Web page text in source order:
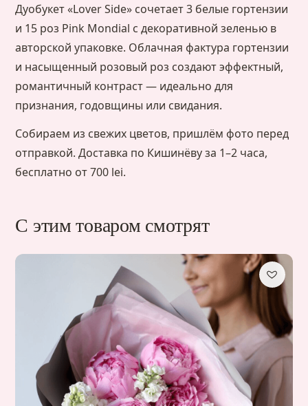
Дуобукет «Lover Side» сочетает 3 белые гортензии
и 15 роз Pink Mondial с декоративной зеленью в
авторской упаковке. Облачная фактура гортензии
и насыщенный розовый роз создают эффектный,
романтичный контраст — идеально для
признания, годовщины или свидания.
Собираем из свежих цветов, пришлём фото перед
отправкой. Доставка по Кишинёву за 1–2 часа,
бесплатно от 700 lei.
С этим товаром смотрят